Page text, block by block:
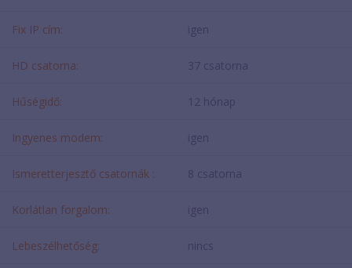
Fix IP cím: igen
HD csatorna: 37 csatorna
Hűségidő: 12 hónap
Ingyenes modem: igen
Ismeretterjesztő csatornák : 8 csatorna
Korlátlan forgalom: igen
Lebeszélhetőség: nincs